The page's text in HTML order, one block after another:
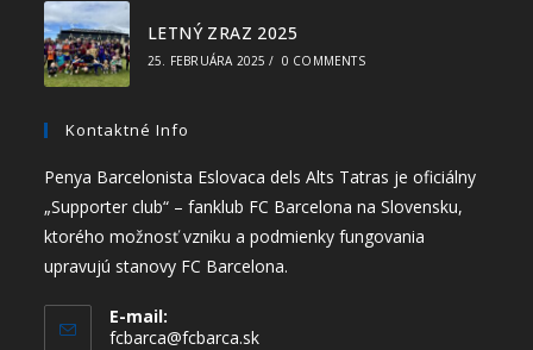
LETNÝ ZRAZ 2025
25. FEBRUÁRA 2025 / 0 COMMENTS
Kontaktné Info
Penya Barcelonista Eslovaca dels Alts Tatras je oficiálny
„Supporter club“ – fanklub FC Barcelona na Slovensku,
ktorého možnosť vzniku a podmienky fungovania
upravujú stanovy FC Barcelona.
E-mail:
fcbarca@fcbarca.sk